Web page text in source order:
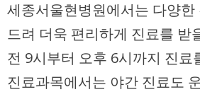
세종서울현병원에서는 다양한
드려 더욱 편리하게 진료를 받
전 9시부터 오후 6시까지 진료
진료과목에서는 야간 진료도